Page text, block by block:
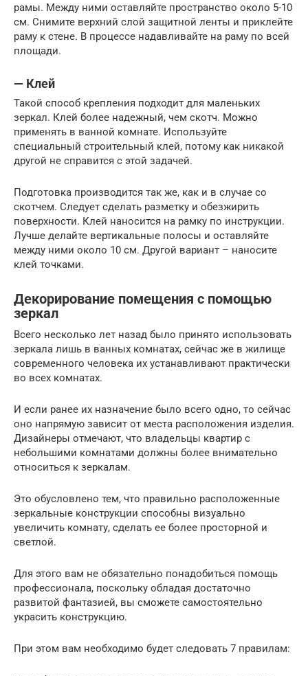
рамы. Между ними оставляйте пространство около 5-10
см. Снимите верхний слой защитной ленты и приклейте
раму к стене. В процессе надавливайте на раму по всей
площади.
— Клей
Такой способ крепления подходит для маленьких
зеркал. Клей более надежный, чем скотч. Можно
применять в ванной комнате. Используйте
специальный строительный клей, потому как никакой
другой не справится с этой задачей.
Подготовка производится так же, как и в случае со
скотчем. Следует сделать разметку и обезжирить
поверхности. Клей наносится на рамку по инструкции.
Лучше делайте вертикальные полосы и оставляйте
между ними около 10 см. Другой вариант – наносите
клей точками.
Декорирование помещения с помощью
зеркал
Всего несколько лет назад было принято использовать
зеркала лишь в ванных комнатах, сейчас же в жилище
современного человека их устанавливают практически
во всех комнатах.
И если ранее их назначение было всего одно, то сейчас
оно напрямую зависит от места расположения изделия.
Дизайнеры отмечают, что владельцы квартир с
небольшими комнатами должны более внимательно
относиться к зеркалам.
Это обусловлено тем, что правильно расположенные
зеркальные конструкции способны визуально
увеличить комнату, сделать ее более просторной и
светлой.
Для этого вам не обязательно понадобиться помощь
профессионала, поскольку обладая достаточно
развитой фантазией, вы сможете самостоятельно
украсить конструкцию.
При этом вам необходимо будет следовать 7 правилам: